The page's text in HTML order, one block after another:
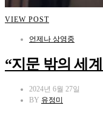
VIEW POST
언제나 상영중
“지문 밖의 세
2024년 6월 27일
BY 유정미